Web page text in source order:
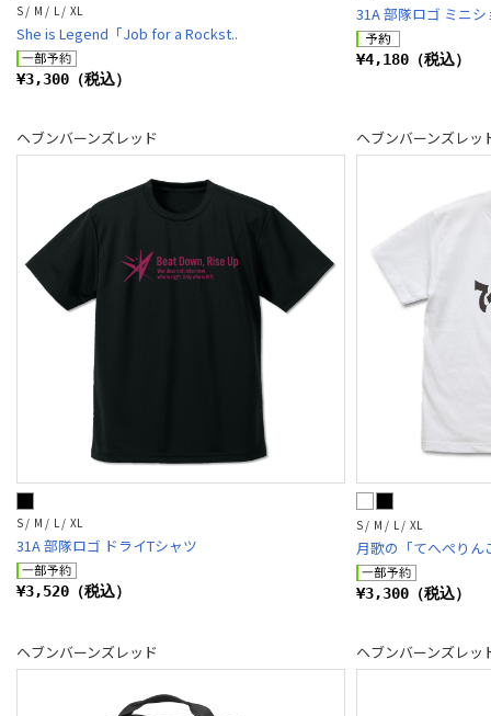
S / M / L / XL
She is Legend「Job for a Rockst..
¥3,300（税込）
31A 部隊ロゴ ミニ
¥4,180（税込）
ヘブンバーンズレッド
S / M / L / XL
31A 部隊ロゴ ドライTシャツ
¥3,520（税込）
ヘブンバーンズレッ
S / M / L / XL
月歌の「てへぺりん
¥3,300（税込）
ヘブンバーンズレッド ヘブンバーンズレッ